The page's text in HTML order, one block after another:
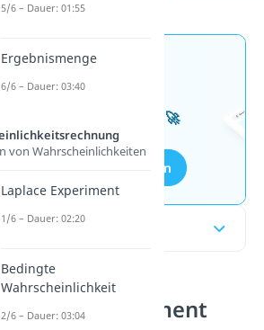
Jetzt neu: Teste dein
Wissen mit unseren
kostenlosen Aufgaben 🚀
Aufgaben entdecken
Inhaltsübersicht
Bernoulli Experiment
5/6 – Dauer: 01:55
Ergebnismenge
6/6 – Dauer: 03:40
von Wahrscheinlichkeiten
Laplace Experiment
1/6 – Dauer: 02:20
Bedingte
Wahrscheinlichkeit
2/6 – Dauer: 03:04